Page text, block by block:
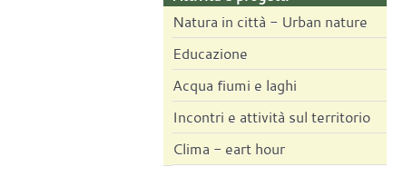
Natura in città - Urban nature
Educazione
Acqua fiumi e laghi
Incontri e attività sul territorio
Clima - eart hour